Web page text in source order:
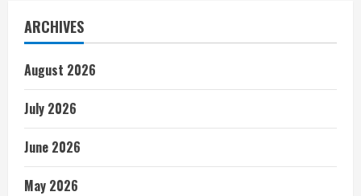
ARCHIVES
August 2026
July 2026
June 2026
May 2026